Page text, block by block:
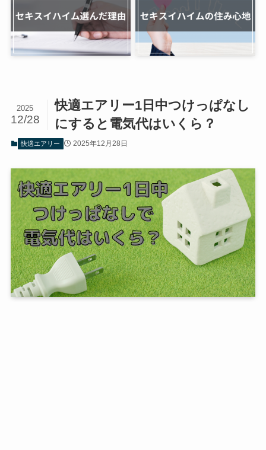
快適エアリー1日中つけっぱなし
にすると電気代はいくら？
2025
12/28
快適エアリー 2025年12月28日